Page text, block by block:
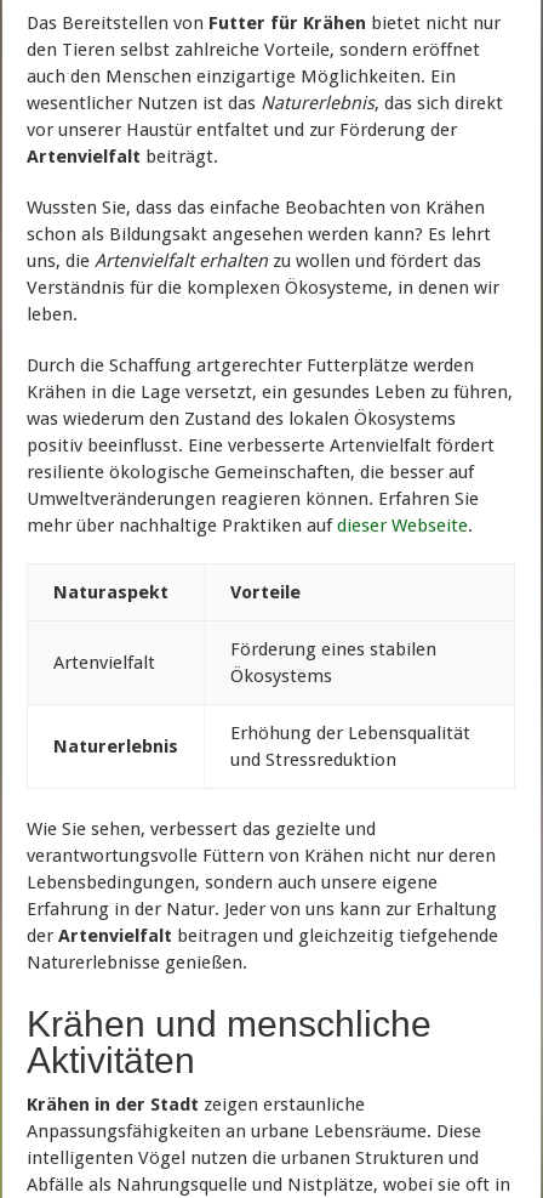
Das Bereitstellen von Futter für Krähen bietet nicht nur
den Tieren selbst zahlreiche Vorteile, sondern eröffnet
auch den Menschen einzigartige Möglichkeiten. Ein
wesentlicher Nutzen ist das Naturerlebnis, das sich direkt
vor unserer Haustür entfaltet und zur Förderung der
Artenvielfalt beiträgt.
Wussten Sie, dass das einfache Beobachten von Krähen
schon als Bildungsakt angesehen werden kann? Es lehrt
uns, dieArtenvielfalt erhalten zu wollen und fördert das
Verständnis für die komplexen Ökosysteme, in denen wir
leben.
Durch die Schaffung artgerechter Futterplätze werden
Krähen in die Lage versetzt, ein gesundes Leben zu führen,
was wiederum den Zustand des lokalen Ökosystems
positiv beeinflusst. Eine verbesserte Artenvielfalt fördert
resiliente ökologische Gemeinschaften, die besser auf
Umweltveränderungen reagieren können. Erfahren Sie
mehr über nachhaltige Praktiken aufdieser Webseite.
Naturaspekt Vorteile
Artenvielfalt
Förderung eines stabilen
Ökosystems
Naturerlebnis
Erhöhung der Lebensqualität
und Stressreduktion
Wie Sie sehen, verbessert das gezielte und
verantwortungsvolle Füttern von Krähen nicht nur deren
Lebensbedingungen, sondern auch unsere eigene
Erfahrung in der Natur. Jeder von uns kann zur Erhaltung
derArtenvielfalt beitragen und gleichzeitig tiefgehende
Naturerlebnisse genießen.
Krähen und menschliche
Aktivitäten
Krähen in der Stadt zeigen erstaunliche
Anpassungsfähigkeiten an urbane Lebensräume. Diese
intelligenten Vögel nutzen die urbanen Strukturen und
Abfälle als Nahrungsquelle und Nistplätze, wobei sie oft in